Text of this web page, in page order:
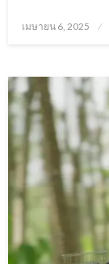
Posted
เมษายน 6, 2025